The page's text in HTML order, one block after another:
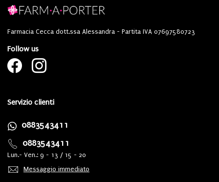
Farmacia Cecca dott.ssa Alessandra - Partita IVA 07697580723
Follow us
Servizio clienti
0883543411
0883543411
Lun.- Ven.: 9 - 13 / 15 - 20
Messaggio immediato